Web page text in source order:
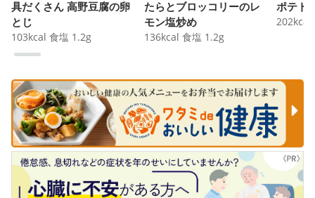
具だくさん 高野豆腐の卵
とじ
103kcal 食塩 1.2g
たらとブロッコリーのレ
モン塩炒め
136kcal 食塩 1.2g
ポテト
202kcal